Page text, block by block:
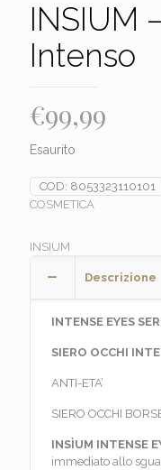
INSIUM
Intenso
€99,99
Esaurito
COD: 8053323110101
COSMETICA
INSIUM
Descrizione
INTENSE EYES
SIERO OCCHI
ANTI-ETA’
SIERO OCCHI
INSÌUM INTENSE
immediato allo